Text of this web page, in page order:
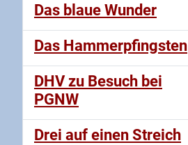
Das blaue Wunder
Das Hammerpfingsten
DHV zu Besuch bei
PGNW
Drei auf einen Streich